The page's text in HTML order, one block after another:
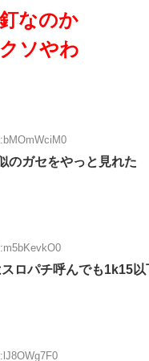
なのか
ソやわ
のガセをやっと見れた
ロパチ呼んでも1k15